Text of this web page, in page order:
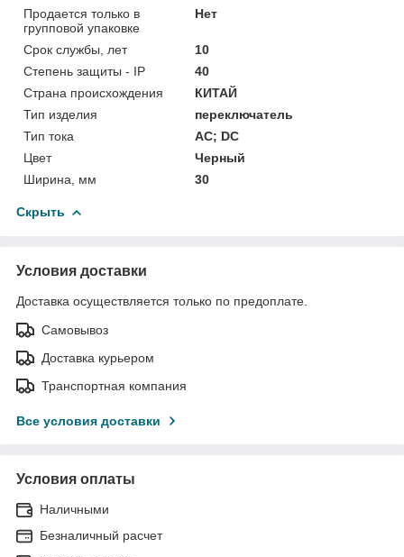
Продается только в
групповой упаковке
Нет
Срок службы, лет
10
Степень защиты - IP
40
Страна происхождения
КИТАЙ
Тип изделия
переключатель
Тип тока
AC; DC
Цвет
Черный
Ширина, мм
30
Скрыть
Условия доставки
Доставка осуществляется только по предоплате.
Самовывоз
Доставка курьером
Транспортная компания
Все условия доставки
Условия оплаты
Наличными
Безналичный расчет